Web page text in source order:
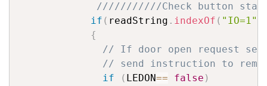
///////////Check button
if ( readString . indexOf ( "IO=1"
{
// If door open request
// send instruction to
if
( LEDON== false )